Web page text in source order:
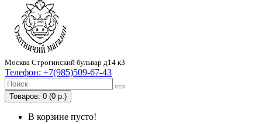
Москва Строгинский бульвар д14 к3
Телефон: +7(985)509-67-43
Товаров: 0 (0 р.)
В корзине пусто!